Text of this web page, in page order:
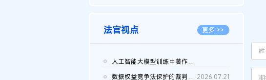
法官视点 更多 >>
人工智能大模型训练中著作权的合理使用
2026.07.28
数据权益竞争法保护的裁判路径构建 2026.07.21